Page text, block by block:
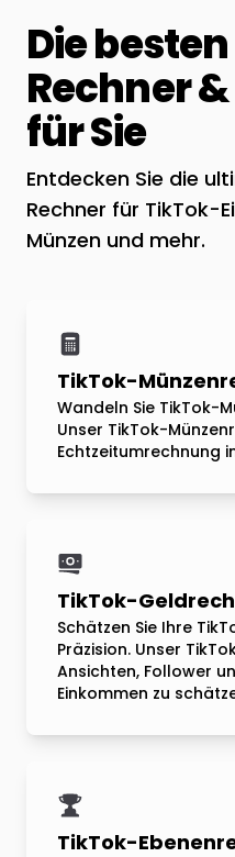
Die besten
Rechner
für Sie
Entdecken Sie die
Rechner für TikTok-
Münzen und mehr.
TikTok-
Wandeln Sie TikTok-
Unser TikTok-
Echtzeitumrechnung
TikTok-
Schätzen Sie Ihre
Präzision. Unser
Ansichten, Follower
Einkommen zu
TikTok-